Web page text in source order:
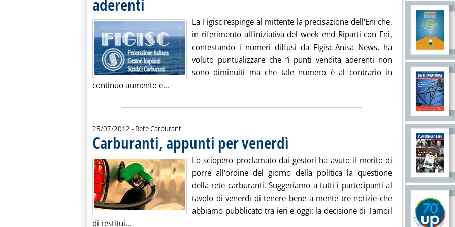
La Figisc respinge al mittente la precisazione dell'Eni che,
in riferimento all'iniziativa del week end Riparti con Eni,
contestando i numeri diffusi da Figisc-Anisa News, ha
voluto puntualizzare che “i punti vendita aderenti non
sono diminuiti ma che tale numero è al contrario in
continuo aumento e... Leggi tutta la notizia: 'Riparti con Eni, Figisc replica su numero impianti
25/07/2012 - Rete Carburanti
Carburanti, appunti per venerdì
Lo sciopero proclamato dai gestori ha avuto il merito di
porre all'ordine del giorno della politica la questione
della rete carburanti. Suggeriamo a tutti i partecipanti al
tavolo di venerdì di tenere bene a mente tre notizie che
abbiamo pubblicato tra ieri e oggi: la decisione di Tamoil
di restitui...